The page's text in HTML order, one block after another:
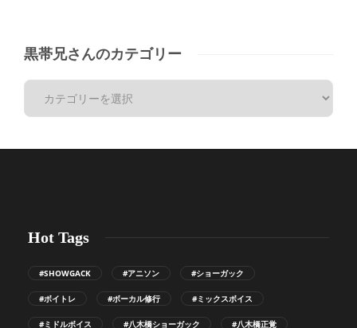
黒帯兄さんのカテゴリー
Hot Tags
#SHOWGACK #アニソン #ショーガック
#ボイトレ #ボーカル修行 #ミックスボイス
#ミドルボイス #八木橋ショーガック #八木橋正覚